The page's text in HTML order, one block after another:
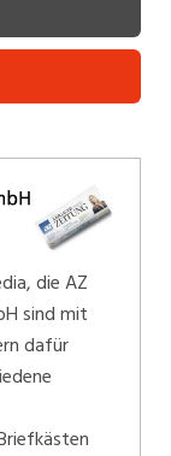
Druck
die AZ
sind mit
dafür